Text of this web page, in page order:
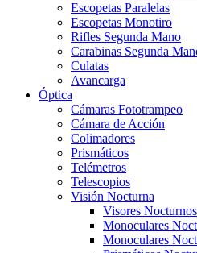
Escopetas Paralelas
Escopetas Monotiro
Rifles Segunda Mano
Carabinas Segunda
Culatas
Avancarga
Óptica
Cámaras Fototrampeo
Cámara de Acción
Colimadores
Prismáticos
Telémetros
Telescopios
Visión Nocturna
Visores Nocturnos
Monoculares
Monoculares